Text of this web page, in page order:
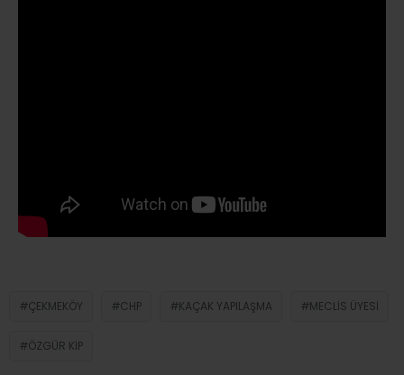
ÇEKMEKÖY CHP KAÇAK YAPILAŞMA MECLIS ÜYESI
ÖZGÜR KIP